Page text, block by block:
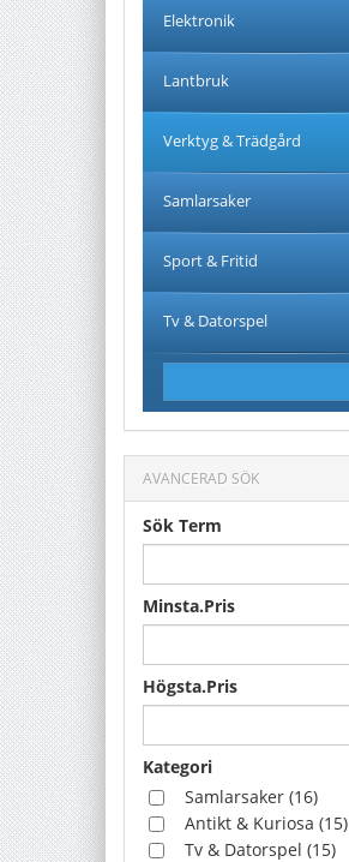
Elektronik
Lantbruk
Verktyg & Trädgård
Samlarsaker
Sport & Fritid
Tv & Datorspel
AVANCERAD SÖK
Sök Term
Minsta.Pris
Högsta.Pris
Kategori
Samlarsaker (16)
Antikt & Kuriosa (15)
Tv & Datorspel (15)